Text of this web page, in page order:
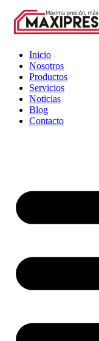
Inicio
Nosotros
Productos
Servicios
Noticias
Blog
Contacto